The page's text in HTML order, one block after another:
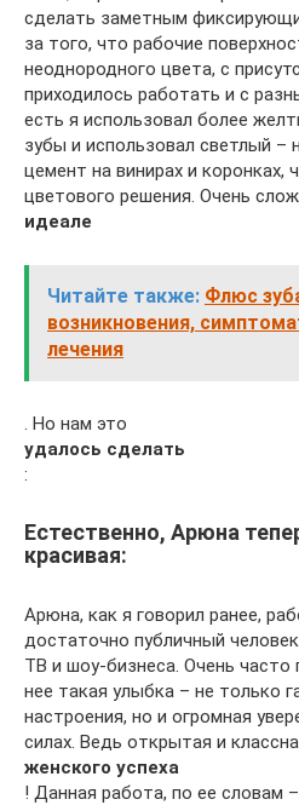
сделать заметным
за того, что рабочие
неоднородного цвета, с
приходилось работать и с
есть я использовал более
зубы и использовал светлый –
цемент на винирах и
цветового решения. Очень
идеале
Читайте также: Флюс
возникновения,
лечения
. Но нам это
удалось сделать
:
Естественно, Арюна
красивая:
Арюна, как я говорил ранее,
достаточно публичный
ТВ и шоу-бизнеса. Очень часто
нее такая улыбка – не только
настроения, но и огромная
силах. Ведь открытая и
женского успеха
! Данная работа, по ее словам